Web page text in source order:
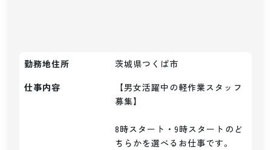
勤務地住所
茨城県つくば市
仕事内容
【男女活躍中の軽作業スタッフ
募集】
8時スタート・9時スタートのど
ちらかを選べるお仕事です。